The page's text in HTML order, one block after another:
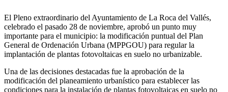
El Pleno extraordinario del Ayuntamiento de La Roca del Vallés,
celebrado el pasado 28 de noviembre, aprobó un punto muy
importante para el municipio: la modificación puntual del Plan
General de Ordenación Urbana (MPPGOU) para regular la
implantación de plantas fotovoltaicas en suelo no urbanizable.
Una de las decisiones destacadas fue la aprobación de la
modificación del planeamiento urbanístico para establecer las
condiciones para la instalación de plantas fotovoltaicas en suelo no